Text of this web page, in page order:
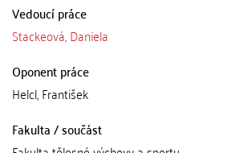
Vedoucí práce
Stackeová, Daniela
Oponent práce
Helcl, František
Fakulta / součást